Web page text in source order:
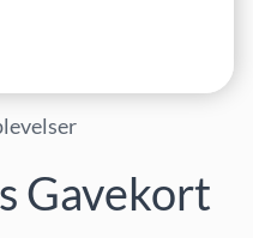
Gavekort